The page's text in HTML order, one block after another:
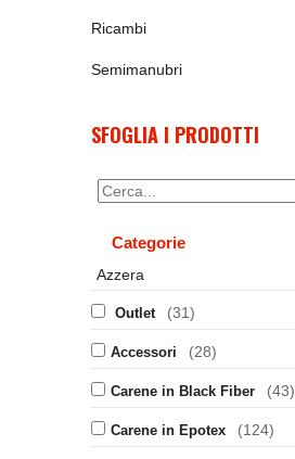
Ricambi
Semimanubri
SFOGLIA I PRODOTTI
Categorie
Azzera
Outlet (31)
Accessori (28)
Carene in Black Fiber (43)
Carene in Epotex (124)